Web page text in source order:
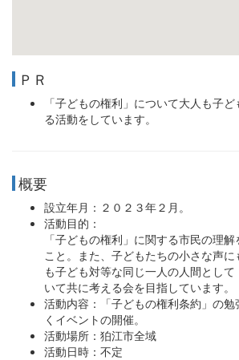
ＰＲ
「子どもの権利」について大人も子
る活動をしています。
概要
設立年月：２０２３年２月。
活動目的：
「子どもの権利」に関する市民の理
こと。また、子どもたちの小さな声
も子ども対等な同じ一人の人間とし
いて共に考える会を目指しています。
活動内容：「子どもの権利条約」の
くイベントの開催。
活動場所：狛江市全域
活動日時：不定